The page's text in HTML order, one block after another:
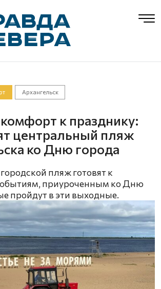
Архангельск
к празднику:
центральный пляж
ко Дню города
пляж готовят к
приуроченным ко Дню
пройдут в эти выходные.